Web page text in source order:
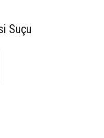
Suçu